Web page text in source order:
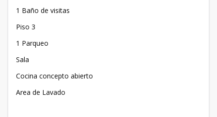
1 Baño de visitas
Piso 3
1 Parqueo
Sala
Cocina concepto abierto
Area de Lavado